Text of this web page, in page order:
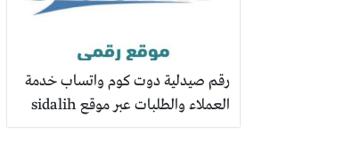
رقم صيدلية دوت كوم واتساب خدمة
العملاء والطلبات عبر موقع sidalih